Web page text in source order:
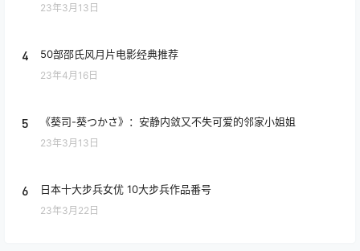
23年3月13日
4 50部邵氏风月片电影经典推荐
23年4月16日
5 《葵司-葵つかさ》：安静内敛又不失可爱的邻家小姐姐
23年3月13日
6 日本十大步兵女优 10大步兵作品番号
23年3月22日